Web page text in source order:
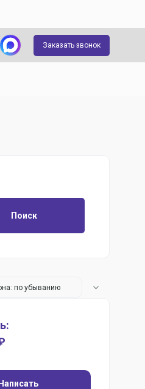
Заказать звонок
Поиск
по убыванию
Написать